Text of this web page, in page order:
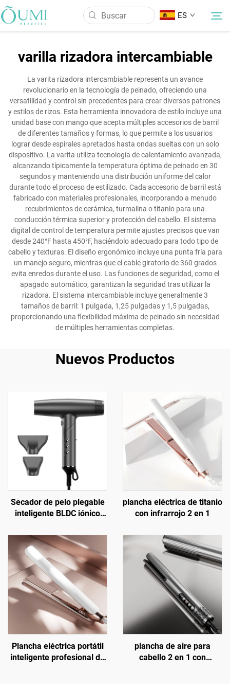
ES
Productos
Noticias
Aplicación
Contáctenos
varilla rizadora intercambiable
La varita rizadora intercambiable representa un avance
revolucionario en la tecnología de peinado, ofreciendo una
versatilidad y control sin precedentes para crear diversos patrones
y estilos de rizos. Esta herramienta innovadora de estilo incluye una
unidad base con mango que acepta múltiples accesorios de barril
de diferentes tamaños y formas, lo que permite a los usuarios
lograr desde espirales apretados hasta ondas sueltas con un solo
dispositivo. La varita utiliza tecnología de calentamiento avanzada,
alcanzando típicamente la temperatura óptima de peinado en 30
segundos y manteniendo una distribución uniforme del calor
durante todo el proceso de estilizado. Cada accesorio de barril está
fabricado con materiales profesionales, incorporando a menudo
recubrimientos de cerámica, turmalina o titanio para una
conducción térmica superior y protección del cabello. El sistema
digital de control de temperatura permite ajustes precisos que van
desde 240°F hasta 450°F, haciéndolo adecuado para todo tipo de
cabello y texturas. El diseño ergonómico incluye una punta fría para
un manejo seguro, mientras que el cable giratorio de 360 grados
evita enredos durante el uso. Las funciones de seguridad, como el
apagado automático, garantizan la seguridad tras utilizar la
rizadora. El sistema intercambiable incluye generalmente 3
tamaños de barril: 1 pulgada, 1,25 pulgadas y 1,5 pulgadas,
proporcionando una flexibilidad máxima de peinado sin necesidad
de múltiples herramientas completas.
Nuevos Productos
Secador de pelo plegable
inteligente BLDC iónico
plancha eléctrica de titanio
con infrarrojo 2 en 1
Plancha eléctrica portátil
inteligente profesional de
plancha de aire para
cabello 2 en 1 con